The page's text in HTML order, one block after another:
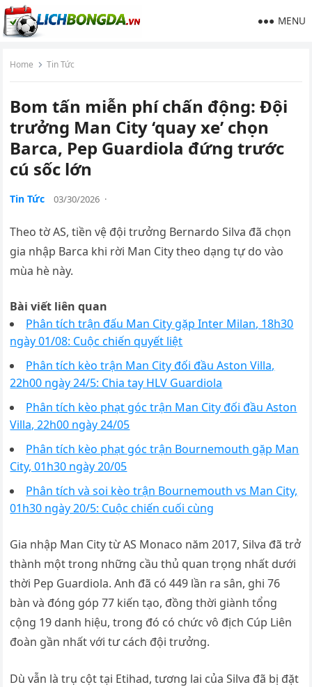
MENU
Home Tin Tức
Bom tấn miễn phí chấn động: Đội
trưởng Man City ‘quay xe’ chọn
Barca, Pep Guardiola đứng trước
cú sốc lớn
Tin Tức 03/30/2026 ·
Theo tờ AS, tiền vệ đội trưởng Bernardo Silva đã chọn
gia nhập Barca khi rời Man City theo dạng tự do vào
mùa hè này.
Bài viết liên quan
Phân tích trận đấu Man City gặp Inter Milan, 18h30
ngày 01/08: Cuộc chiến quyết liệt
Phân tích kèo trận Man City đối đầu Aston Villa,
22h00 ngày 24/5: Chia tay HLV Guardiola
Phân tích kèo phạt góc trận Man City đối đầu Aston
Villa, 22h00 ngày 24/05
Phân tích kèo phạt góc trận Bournemouth gặp Man
City, 01h30 ngày 20/05
Phân tích và soi kèo trận Bournemouth vs Man City,
01h30 ngày 20/5: Cuộc chiến cuối cùng
Gia nhập Man City từ AS Monaco năm 2017, Silva đã trở
thành một trong những cầu thủ quan trọng nhất dưới
thời Pep Guardiola. Anh đã có 449 lần ra sân, ghi 76
bàn và đóng góp 77 kiến tạo, đồng thời giành tổng
cộng 19 danh hiệu, trong đó có chức vô địch Cúp Liên
đoàn gần nhất với tư cách đội trưởng.
Dù vẫn là trụ cột tại Etihad, tương lai của Silva đã bị đặt